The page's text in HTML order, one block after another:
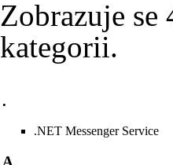
Zobrazuje se
kategorii.
.
.NET Messenger Service
A